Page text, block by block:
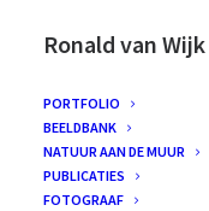
Ronald van
PORTFOLIO
BEELDBANK
NATUUR AAN DE MUUR
PUBLICATIES
FOTOGRAAF